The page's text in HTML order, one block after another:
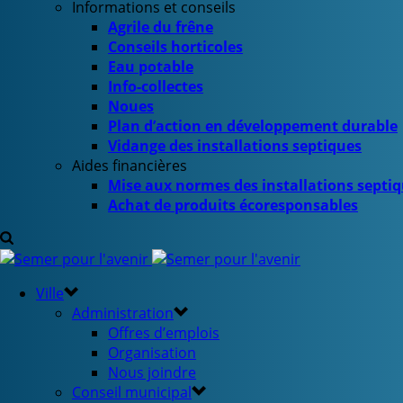
Informations et conseils
Agrile du frêne
Conseils horticoles
Eau potable
Info-collectes
Noues
Plan d’action en développement durable
Vidange des installations septiques
Aides financières
Mise aux normes des installations
Achat de produits écoresponsables
Ville
Administration
Offres d’emplois
Organisation
Nous joindre
Conseil municipal